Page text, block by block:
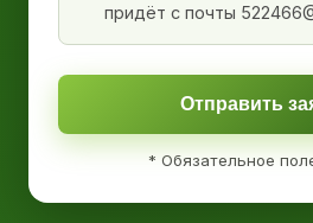
придёт с почты
Отправить
* Обязательное